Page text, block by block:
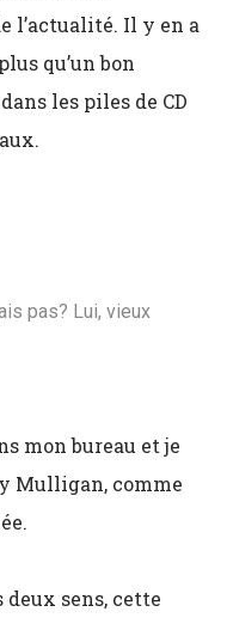
l’actualité. Il y en a
qu’un bon
les piles de CD
pas? Lui, vieux
mon bureau et je
Mulligan, comme
deux sens, cette